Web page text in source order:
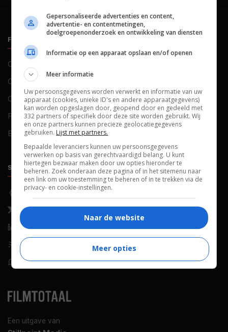
Een uitgave van
FILMTOTAAL
Contact
Over ons
Colofon
FAQ
Blog
Cookies
Cookievoorkeuren
SOCIALS
Facebook
X (Twitter)
LinkedIn
RSS-feed
WhatsApp
ONTDEKKEN
Nieuws
Netflix
Films op tv
Bioscoop
Gepersonaliseerde advertenties en content,
advertentie- en contentmetingen,
doelgroepenonderzoek en ontwikkeling van diensten
Informatie op een apparaat opslaan en/of openen
Meer informatie
Uw persoonsgegevens worden verwerkt en informatie van uw
apparaat (cookies, unieke ID's en andere apparaatgegevens)
kan worden opgeslagen door, geopend door en gedeeld met
332 partners of specifiek door deze site worden gebruikt. Wij
en onze partners kunnen precieze geolocatiegegevens
gebruiken. Lijst met partners.
Bepaalde leveranciers kunnen uw persoonsgegevens
verwerken op basis van gerechtvaardigd belang. U kunt
hiertegen bezwaar maken door uw opties hieronder te
beheren. Zoek onderaan deze pagina of in het sitemenu naar
een link om uw toestemming te beheren of in te trekken via de
privacy- en cookie-instellingen.
Naar de website
Meer opties